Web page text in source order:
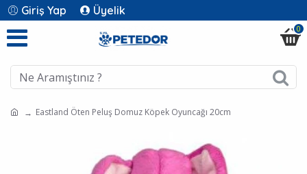
Giriş Yap Üyelik
0
Eastland Öten Peluş Domuz Köpek Oyuncağı 20cm